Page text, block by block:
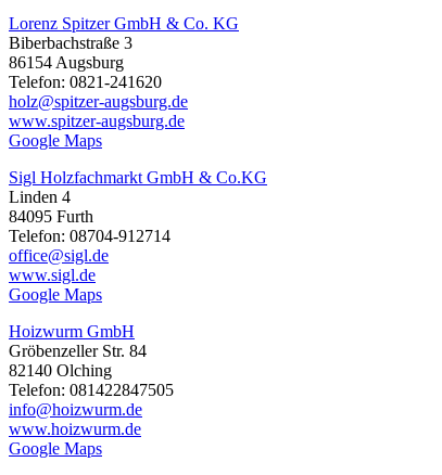
Lorenz Spitzer GmbH & Co. KG
Biberbachstraße 3
86154 Augsburg
Telefon: 0821-241620
holz@spitzer-augsburg.de
www.spitzer-augsburg.de
Google Maps
Sigl Holzfachmarkt GmbH & Co.KG
Linden 4
84095 Furth
Telefon: 08704-912714
office@sigl.de
www.sigl.de
Google Maps
Hoizwurm GmbH
Gröbenzeller Str. 84
82140 Olching
Telefon: 081422847505
info@hoizwurm.de
www.hoizwurm.de
Google Maps